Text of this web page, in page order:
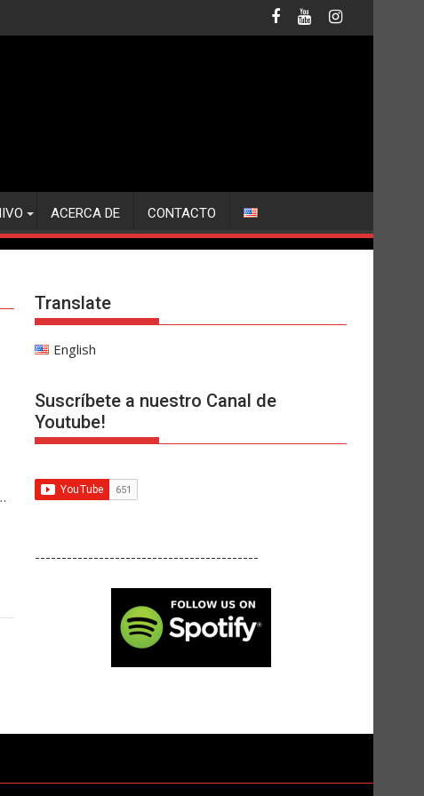
ACERCA DE CONTACTO
Translate
English
Suscríbete a nuestro Canal de
Youtube!
------------------------------------------